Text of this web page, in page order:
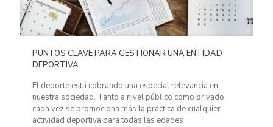
PUNTOS CLAVE PARA GESTIONAR UNA ENTIDAD
DEPORTIVA
El deporte está cobrando una especial relevancia en
nuestra sociedad. Tanto a nivel público como privado,
cada vez se promociona más la práctica de cualquier
actividad deportiva para todas las edades